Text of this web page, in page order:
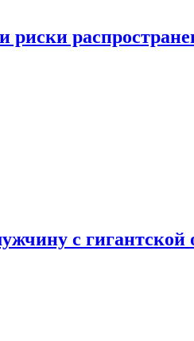
риски
с гигантской